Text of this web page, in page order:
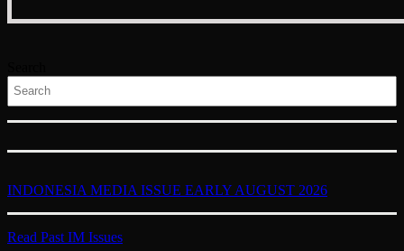
INDONESIA MEDIA ISSUE EARLY AUGUST 2026
Read Past IM Issues